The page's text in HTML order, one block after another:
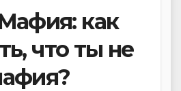
как
что ты не